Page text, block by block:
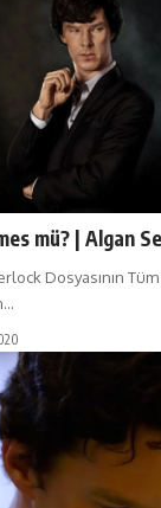
mü? | Algan
Dosyasının